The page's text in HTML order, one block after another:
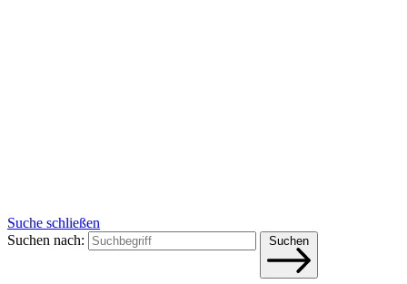
Suche schließen
Suchen nach:
Suchen